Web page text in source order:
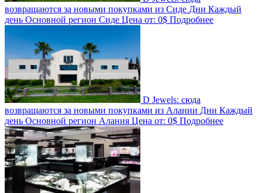
возвращаются за новыми покупками из Сиде Дни Каждый
день Основной регион Сиде Цена от: 0$ Подробнее
D Jewels: сюда
возвращаются за новыми покупками из Алании Дни Каждый
день Основной регион Алания Цена от: 0$ Подробнее